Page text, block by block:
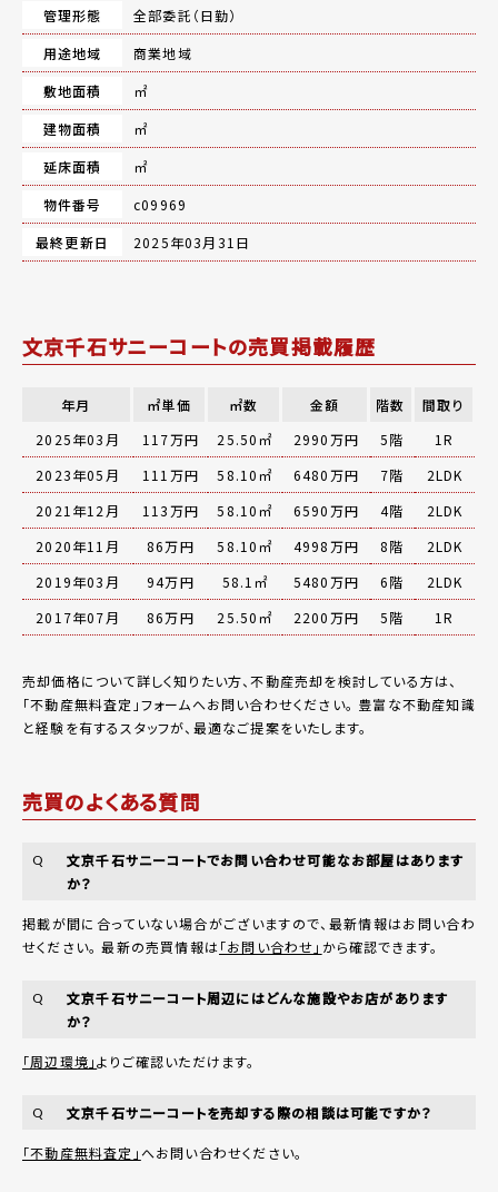
管理形態
全部委託（日勤）
用途地域
商業地域
敷地面積
㎡
建物面積
㎡
延床面積
㎡
物件番号
c09969
最終更新日
2025年03月31日
文京千石サニーコートの売買掲載履歴
年月 ㎡単価 ㎡数 金額 階数
間取り
2025年03月
117万円 25.50㎡ 2990万円 5階
1R
2023年05月
111万円 58.10㎡ 6480万円 7階
2LDK
2021年12月
113万円 58.10㎡ 6590万円 4階
2LDK
2020年11月
86万円 58.10㎡ 4998万円 8階
2LDK
2019年03月
94万円 58.1㎡ 5480万円 6階
2LDK
2017年07月
86万円 25.50㎡ 2200万円 5階 1R
売却価格について詳しく知りたい方、不動産売却を検討している方は、
「不動産無料査定 」フォームへお問い合わせください。 豊富な不動産知識
と経験を有するスタッフが、最適なご提案をいたします。
売買のよくある質問
Q
文京千石サニーコートでお問い合わせ可能なお部屋はあります
か？
掲載が間に合っていない場合がございますので、最新情報はお問い合わ
せください。 最新の売買情報は「お問い合わせ」 から確認できます。
Q
文京千石サニーコート周辺にはどんな施設やお店があります
か？
「周辺環境」よりご確認いただけます。
Q 文京千石サニーコートを売却する際の相談は可能ですか？
「不動産無料査定」へお問い合わせください。